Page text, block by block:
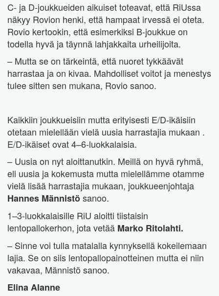
C- ja D-joukkueiden aikuiset toteavat, että RiUssa
näkyy Rovion henki, että hampaat irvessä ei oteta.
Rovio kertookin, että esimerkiksi B-joukkue on
todella hyvä ja täynnä lahjakkaita urheilijoita.
– Mutta se on tärkeintä, että nuoret tykkäävät
harrastaa ja on kivaa. Mahdolliset voitot ja menestys
tulee sitten sen mukana, Rovio sanoo.
Kaikkiin joukkueisiin mutta erityisesti E/D-ikäisiin
otetaan mielellään vielä uusia harrastajia mukaan .
E/D-ikäiset ovat 4–6-luokkalaisia.
– Uusia on nyt aloittanutkin. Meillä on hyvä ryhmä,
eli uusia ja kokemusta mutta mielellämme otamme
vielä lisää harrastajia mukaan, joukkueenjohtaja
Hannes Männistösanoo.
1–3-luokkalaisille RiU aloitti tiistaisin
lentopallokerhon, jota vetää Marko Ritolahti.
– Sinne voi tulla matalalla kynnyksellä kokeilemaan
lajia. Se on siis lentopallopainotteinen mutta ei niin
vakavaa, Männistö sanoo.
Elina Alanne